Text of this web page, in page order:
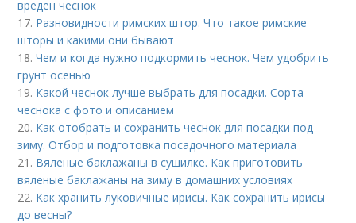
вреден чеснок
17. Разновидности римских штор. Что такое римские
шторы и какими они бывают
18.Чем и когда нужно подкормить чеснок. Чем удобрить
грунт осенью
19. Какой чеснок лучше выбрать для посадки. Сорта
чеснока с фото и описанием
20. Как отобрать и сохранить чеснок для посадки под
зиму. Отбор и подготовка посадочного материала
21. Вяленые баклажаны в сушилке. Как приготовить
вяленые баклажаны на зиму в домашних условиях
22. Как хранить луковичные ирисы. Как сохранить ирисы
до весны?